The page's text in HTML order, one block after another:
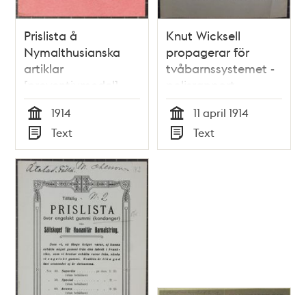
Prislista å
Nymalthusianska
artiklar
[preventivmedel]
1914 - publicisten
åtalad
Tid
1914
Typ
Text
Knut Wicksell
propagerar för
tvåbarnssystemet -
polisrapport
Tid
11 april 1914
Typ
Text